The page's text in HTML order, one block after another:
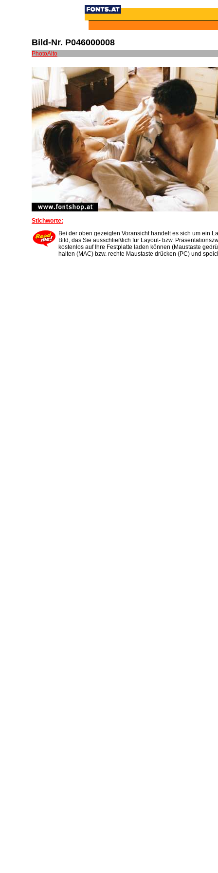
Bild-Nr. P046000008
PhotoAlto
Stichworte:
Bei der oben gezeigten Voransicht handelt es sich um ein
Bild, das Sie ausschließlich für Layout- bzw.
kostenlos auf Ihre Festplatte laden können (Maustaste
halten (MAC) bzw. rechte Maustaste drücken (PC) und